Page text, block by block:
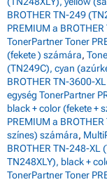
BROTHER TN-249
PREMIUM a
TonerPartner Toner
(fekete ) számára,
(TN249C), cyan
BROTHER TN-3600-
egység TonerPartner
black + color (fekete +
PREMIUM a
színes) számára,
BROTHER TN-248-XL
TN248XLY), black +
TonerPartner Toner